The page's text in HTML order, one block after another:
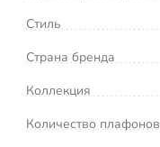
Стиль
Страна бренда
Коллекция
Количество плафонов